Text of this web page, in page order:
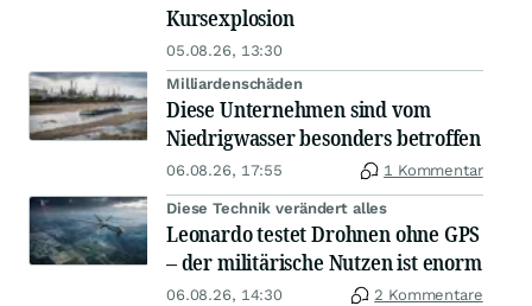
Kursexplosion
05.08.26, 13:30
Milliardenschäden
Diese Unternehmen sind vom
Niedrigwasser besonders betroffen
06.08.26, 17:55 1 Kommentar
Diese Technik verändert alles
Leonardo testet Drohnen ohne GPS
– der militärische Nutzen ist enorm
06.08.26, 14:30 2 Kommentare